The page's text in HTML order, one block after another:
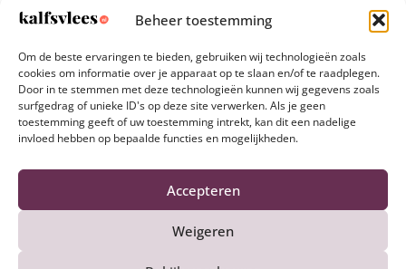
Beheer toestemming
Om de beste ervaringen te bieden, gebruiken wij technologieën zoals
cookies om informatie over je apparaat op te slaan en/of te raadplegen.
Door in te stemmen met deze technologieën kunnen wij gegevens zoals
surfgedrag of unieke ID's op deze site verwerken. Als je geen
toestemming geeft of uw toestemming intrekt, kan dit een nadelige
invloed hebben op bepaalde functies en mogelijkheden.
Accepteren
Weigeren
koude boter toe aan de groenten en
Breng op smaak met nootmuskaat.
4
Voor de sperziebonen: was de
boontjes, droog en dop ze.
de boontjes uitlekken. Halveer de
erin tot kleine bundeltjes. Bak